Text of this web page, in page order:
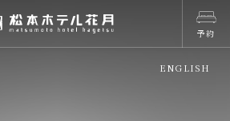
ENGLISH
予約